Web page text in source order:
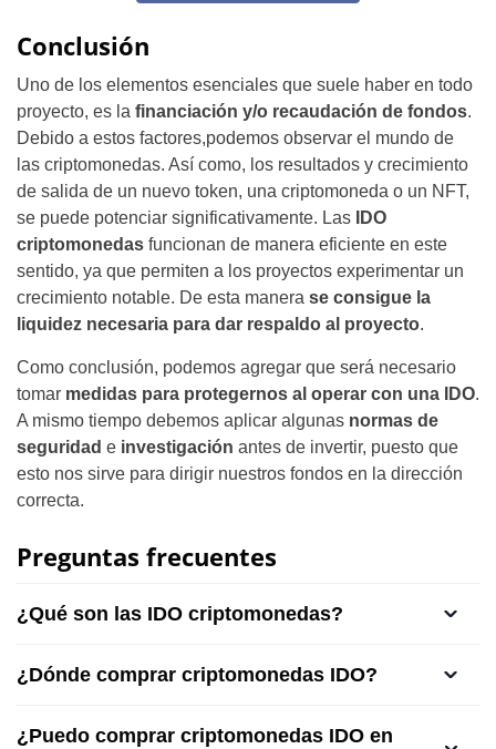
Conclusión
Uno de los elementos esenciales que suele haber en todo
proyecto, es la financiación y/o recaudación de fondos.
Debido a estos factores,podemos observar el mundo de
las criptomonedas. Así como, los resultados y crecimiento
de salida de un nuevo token, una criptomoneda o un NFT,
se puede potenciar significativamente. Las IDO
criptomonedas funcionan de manera eficiente en este
sentido, ya que permiten a los proyectos experimentar un
crecimiento notable. De esta manera se consigue la
liquidez necesaria para dar respaldo al proyecto.
Como conclusión, podemos agregar que será necesario
tomar medidas para protegernos al operar con una IDO.
A mismo tiempo debemos aplicar algunas normas de
seguridad e investigación antes de invertir, puesto que
esto nos sirve para dirigir nuestros fondos en la dirección
correcta.
Preguntas frecuentes
¿Qué son las IDO criptomonedas?
¿Dónde comprar criptomonedas IDO?
¿Puedo comprar criptomonedas IDO en